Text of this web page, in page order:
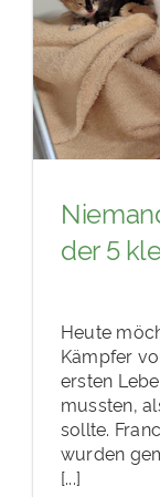
der 5
Heute
Kämpfer
ersten
mussten,
sollte.
wurden
[...]